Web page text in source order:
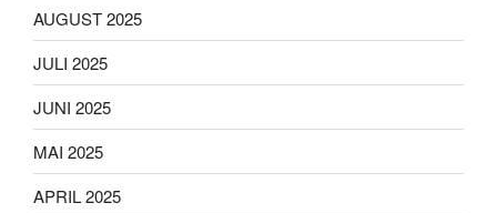
AUGUST 2025
JULI 2025
JUNI 2025
MAI 2025
APRIL 2025